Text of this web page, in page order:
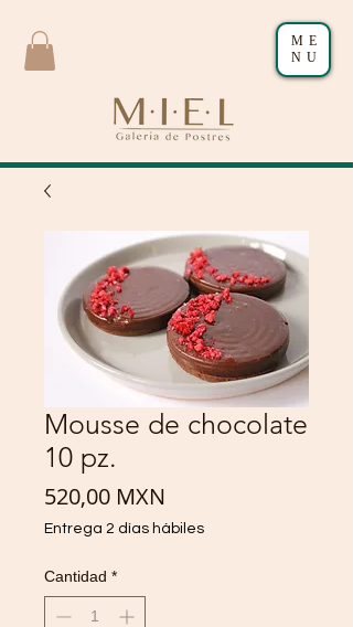
ME
NU
Mousse de chocolate
10 pz.
520,00 MXN
Entrega 2 días hábiles
Cantidad *